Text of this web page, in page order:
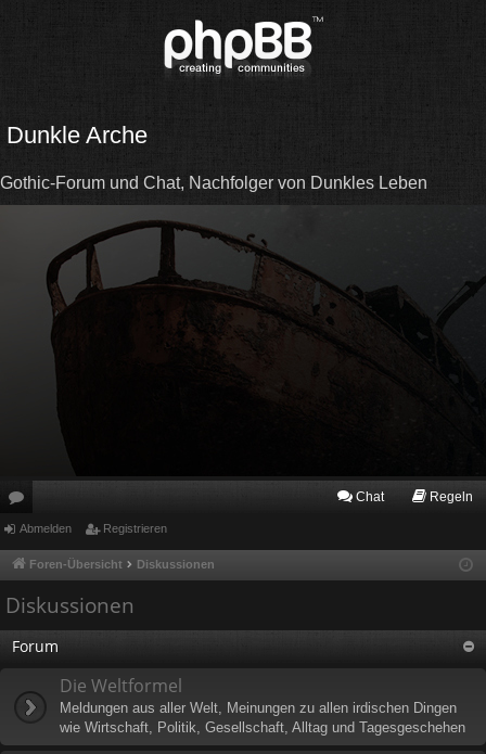
Dunkle Arche
Gothic-Forum und Chat, Nachfolger von Dunkles Leben
or
en
Chat Regeln
Abmelden Registrieren
Foren-Übersicht Diskussionen
Diskussionen
Forum
Die Weltformel
Meldungen aus aller Welt, Meinungen zu allen irdischen Dingen
wie Wirtschaft, Politik, Gesellschaft, Alltag und Tagesgeschehen